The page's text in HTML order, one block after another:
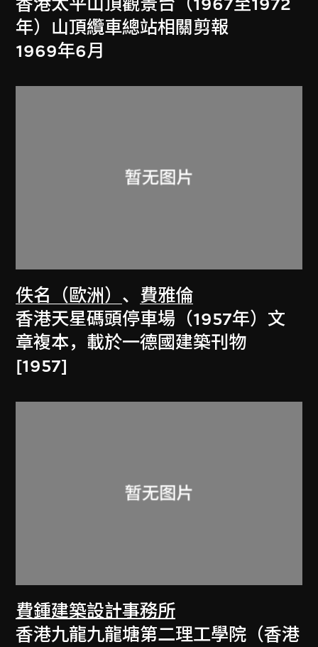
香港太平山頂觀景台（1967至1972
年）山頂纜車總站相關剪報
1969年6月
佚名（歐洲） 、 費雅倫
香港天星碼頭停車場（1957年）文
章複本，載於一德國建築刊物
[1957]
費鍾建築設計事務所
香港九龍九龍塘第二理工學院（香港